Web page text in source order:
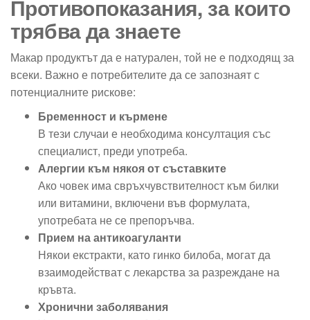
Противопоказания, за които
трябва да знаете
Макар продуктът да е натурален, той не е подходящ за
всеки. Важно е потребителите да се запознаят с
потенциалните рискове:
Бременност и кърмене
В тези случаи е необходима консултация със
специалист, преди употреба.
Алергии към някоя от съставките
Ако човек има свръхчувствителност към билки
или витамини, включени във формулата,
употребата не се препоръчва.
Прием на антикоагуланти
Някои екстракти, като гинко билоба, могат да
взаимодействат с лекарства за разреждане на
кръвта.
Хронични заболявания